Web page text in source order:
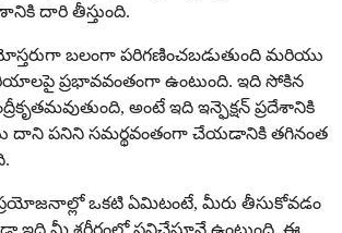
దారి తీస్తుంది.
బలంగా పరిగణించబడుతుంది మరియు
ప్రభావవంతంగా ఉంటుంది. ఇది సోకిన
అంటే ఇది ఇన్ఫెక్షన్ ప్రదేశానికి
దాని పనిని సమర్థవంతంగా చేయడానికి తగినంత
ఒకటి ఏమిటంటే, మీరు తీసుకోవడం
ఇది మీ శరీరంలో పనిచేస్తూనే ఉంటుంది. ఈ